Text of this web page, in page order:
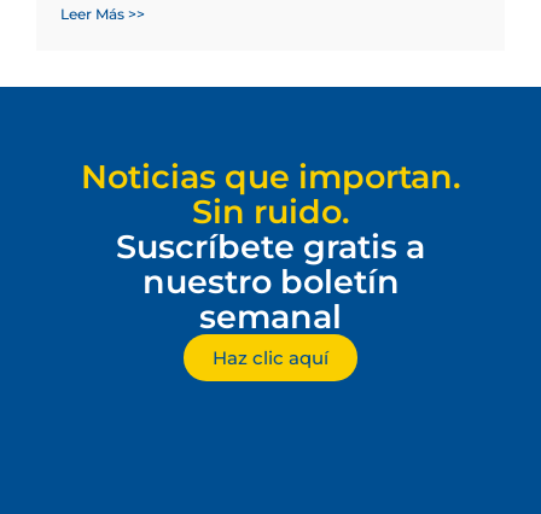
Leer Más >>
Noticias que importan.
Sin ruido.
Suscríbete gratis a
nuestro boletín
semanal
Haz clic aquí